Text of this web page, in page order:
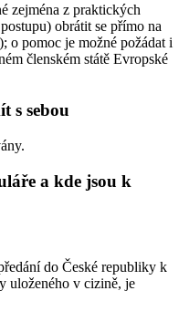
zejména z praktických
obrátit se přímo na
o pomoc je možné požádat i
členském státě Evropské
s sebou
a kde jsou k
do České republiky k
uloženého v cizině, je